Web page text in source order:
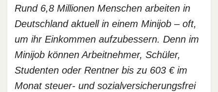
Rund 6,8 Millionen Menschen arbeiten in
Deutschland aktuell in einem Minijob – oft,
um ihr Einkommen aufzubessern. Denn im
Minijob können Arbeitnehmer, Schüler,
Studenten oder Rentner bis zu 603 € im
Monat steuer- und sozialversicherungsfrei